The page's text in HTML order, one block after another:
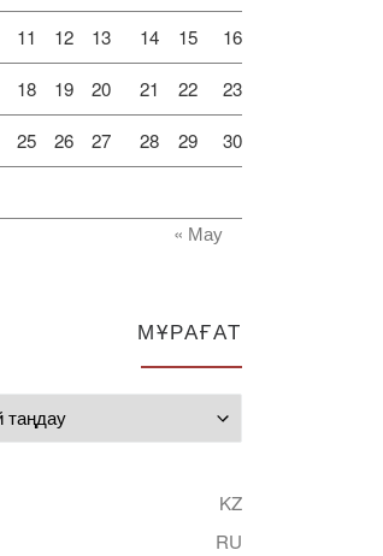
11 12 13 14 15 16
18 19 20 21 22 23
25 26 27 28 29 30
« Мау
МҰРАҒАТ
KZ
RU